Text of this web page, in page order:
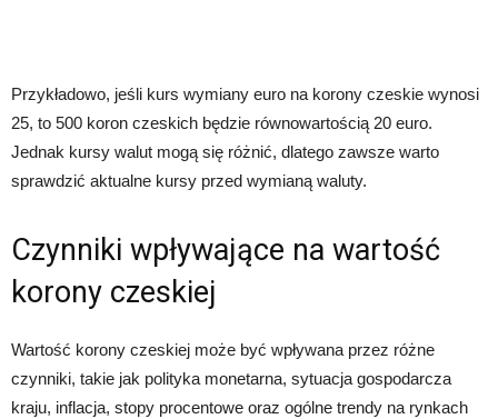
Przykładowo, jeśli kurs wymiany euro na korony czeskie wynosi
25, to 500 koron czeskich będzie równowartością 20 euro.
Jednak kursy walut mogą się różnić, dlatego zawsze warto
sprawdzić aktualne kursy przed wymianą waluty.
Czynniki wpływające na wartość
korony czeskiej
Wartość korony czeskiej może być wpływana przez różne
czynniki, takie jak polityka monetarna, sytuacja gospodarcza
kraju, inflacja, stopy procentowe oraz ogólne trendy na rynkach